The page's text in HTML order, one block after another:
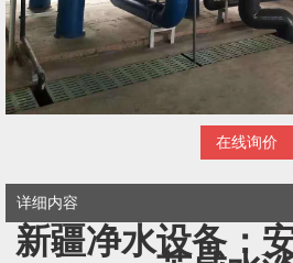
在线询价
详细内容
新疆净水设备：